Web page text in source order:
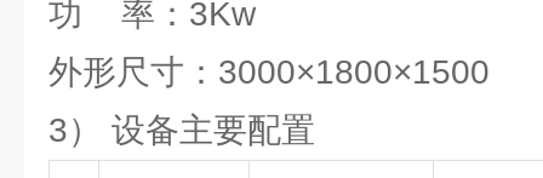
功 率：3Kw
外形尺寸：3000×1800×1500
3） 设备主要配置